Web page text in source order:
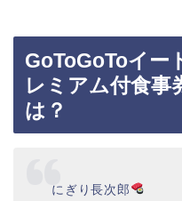
GoToGoToイー
レミアム付食事
は？
にぎり長次郎